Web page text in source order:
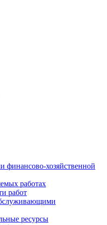
финансово-хозяйственной
работах
работ
ресурсы